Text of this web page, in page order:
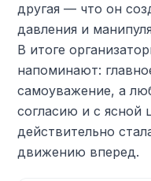
другая — что он
давления и
В итоге
напоминают:
самоуважение, а
согласию и с ясной
действительно
движению вперед.